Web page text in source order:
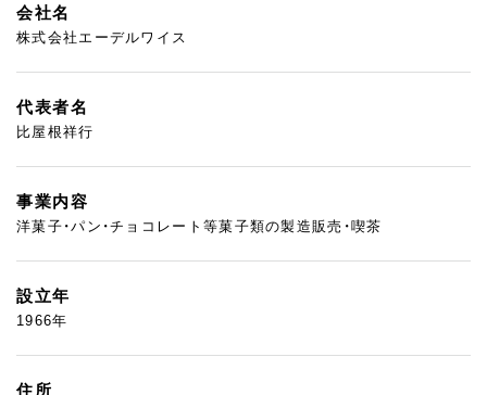
会社名
株式会社エーデルワイス
代表者名
比屋根祥行
事業内容
洋菓子・パン・チョコレート等菓子類の製造販売・喫茶
設立年
1966年
住所